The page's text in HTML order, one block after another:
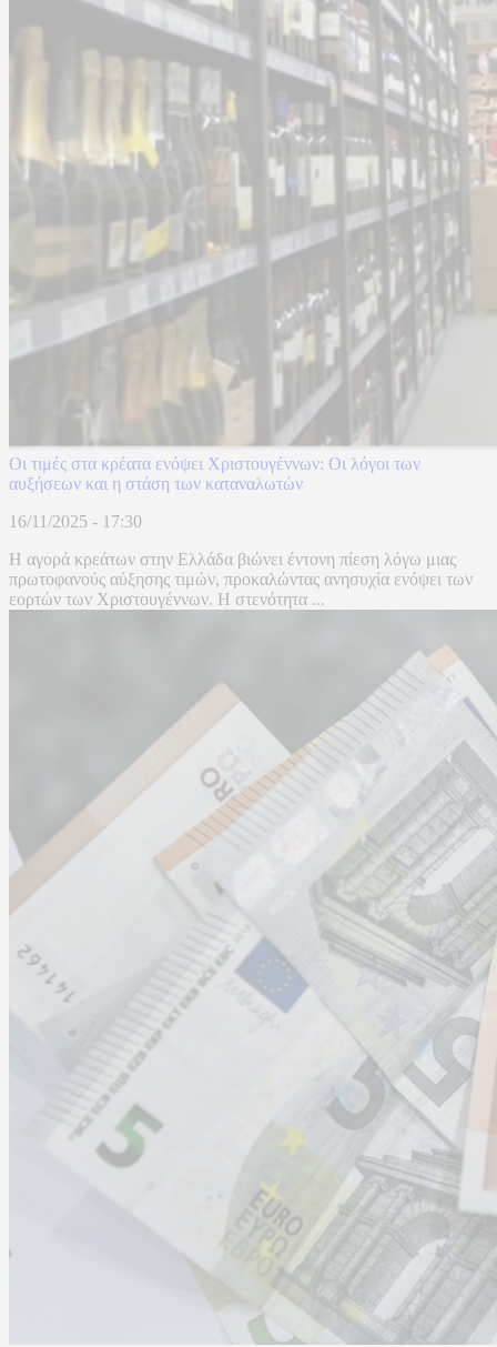
Οι τιμές στα κρέατα ενόψει Χριστουγέννων: Οι λόγοι των
αυξήσεων και η στάση των καταναλωτών
16/11/2025 - 17:30
Η αγορά κρεάτων στην Ελλάδα βιώνει έντονη πίεση λόγω μιας
πρωτοφανούς αύξησης τιμών, προκαλώντας ανησυχία ενόψει των
εορτών των Χριστουγέννων. Η στενότητα ...